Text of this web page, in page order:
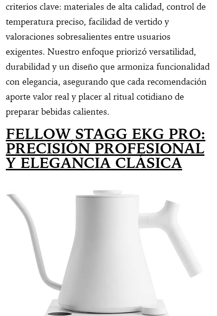
criterios clave: materiales de alta calidad, control de
temperatura preciso, facilidad de vertido y
valoraciones sobresalientes entre usuarios
exigentes. Nuestro enfoque priorizó versatilidad,
durabilidad y un diseño que armoniza funcionalidad
con elegancia, asegurando que cada recomendación
aporte valor real y placer al ritual cotidiano de
preparar bebidas calientes.
FELLOW STAGG EKG PRO:
PRECISIÓN PROFESIONAL
Y ELEGANCIA CLÁSICA